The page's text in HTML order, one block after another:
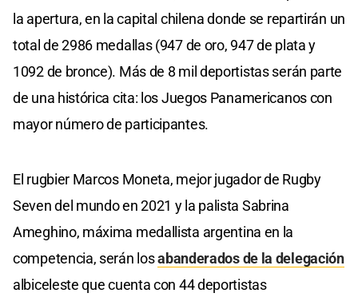
la apertura, en la capital chilena donde se repartirán un
total de 2986 medallas (947 de oro, 947 de plata y
1092 de bronce). Más de 8 mil deportistas serán parte
de una histórica cita: los Juegos Panamericanos con
mayor número de participantes.
El rugbier Marcos Moneta, mejor jugador de Rugby
Seven del mundo en 2021 y la palista Sabrina
Ameghino, máxima medallista argentina en la
competencia, serán losabanderados de la delegación
albiceleste que cuenta con 44 deportistas